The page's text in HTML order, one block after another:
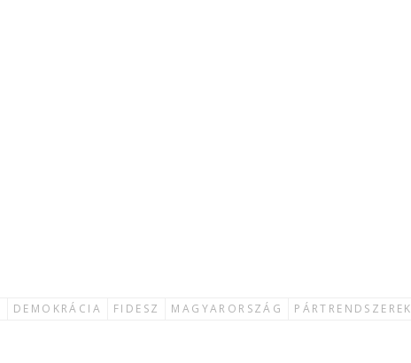
DEMOKRÁCIA FIDESZ MAGYARORSZÁG
PÁRTRENDSZEREK